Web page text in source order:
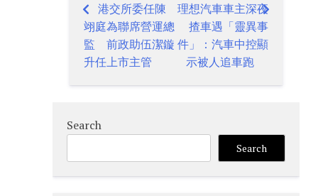
Post
navigation
港交所委任陳
翊庭為聯席營運總
監 前政助伍潔鏇
升任上市主管
理想汽車車主深夜
揸車遇「靈異事
件」：汽車中控顯
示被人追車跑
Search
Search